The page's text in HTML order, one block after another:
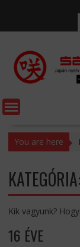
content
You are here
KATEGÓRIA:
Kik vagyunk?
16 ÉVE